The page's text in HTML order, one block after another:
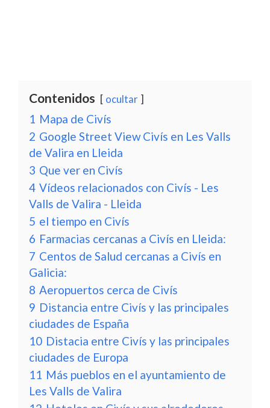
Contenidos ocultar
1 Mapa de Civís
2 Google Street View Civís en Les Valls
de Valira en Lleida
3 Que ver en Civís
4 Vídeos relacionados con Civís - Les
Valls de Valira - Lleida
5 el tiempo en Civís
6 Farmacias cercanas a Civís en Lleida:
7 Centos de Salud cercanas a Civís en
Galicia:
8 Aeropuertos cerca de Civís
9 Distancia entre Civís y las principales
ciudades de España
10 Distacia entre Civís y las principales
ciudades de Europa
11 Más pueblos en el ayuntamiento de
Les Valls de Valira